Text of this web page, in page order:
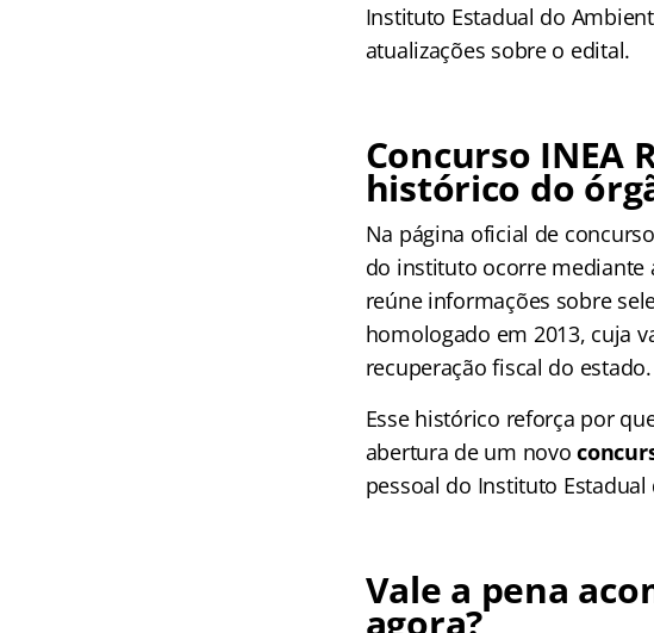
Instituto Estadual do
atualizações sobre o edital.
Concurso INEA
histórico do
Na página oficial de
do instituto ocorre mediante
reúne informações sobre
homologado em 2013, cuja
recuperação fiscal do estado.
Esse histórico reforça por
abertura de um novo
pessoal do Instituto
Vale a pena
agora?